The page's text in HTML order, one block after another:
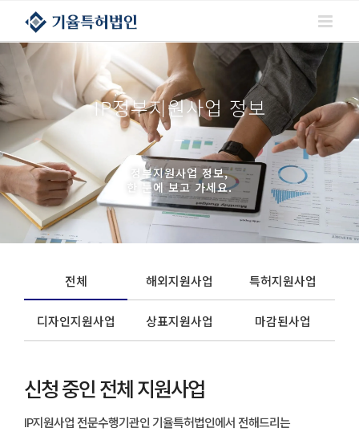
콘텐츠로
건너뛰기
IP정부지원사업 정보
정부지원사업 정보,
한 눈에 보고 가세요.
전체 해외지원사업 특허지원사업
디자인지원사업 상표지원사업 마감된사업
신청 중인 전체 지원사업
IP지원사업 전문수행기관인 기율특허법인에서 전해드리는